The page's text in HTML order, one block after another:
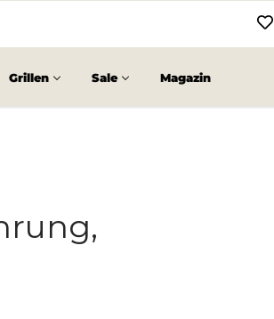
Grillen Sale Magazin